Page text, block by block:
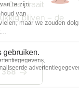
Cas draait
blijven – de
368